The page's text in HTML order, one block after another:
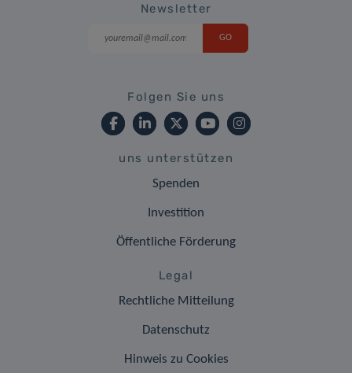
Newsletter
Folgen Sie uns
uns unterstützen
Spenden
Investition
Öffentliche Förderung
Legal
Rechtliche Mitteilung
Datenschutz
Hinweis zu Cookies